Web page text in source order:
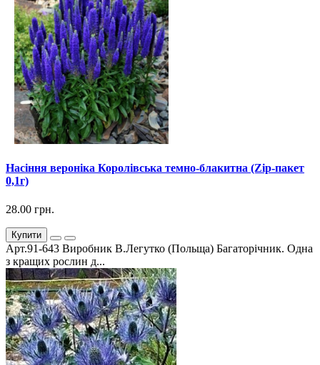
Насіння вероніка Королівська темно-блакитна (Zip-пакет
0,1г)
28.00 грн.
Купити
Арт.91-643 Виробник В.Легутко (Польща) Багаторічник. Одна
з кращих рослин д...